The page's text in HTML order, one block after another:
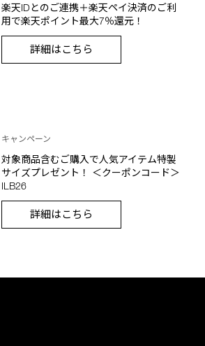
楽天IDとのご連携＋楽天ペイ決済のご利
用で楽天ポイント最大7％還元！
詳細はこちら
キャンペーン
対象商品含むご購入で人気アイテム特製
サイズプレゼント！ ＜クーポンコード＞
ILB26
詳細はこちら